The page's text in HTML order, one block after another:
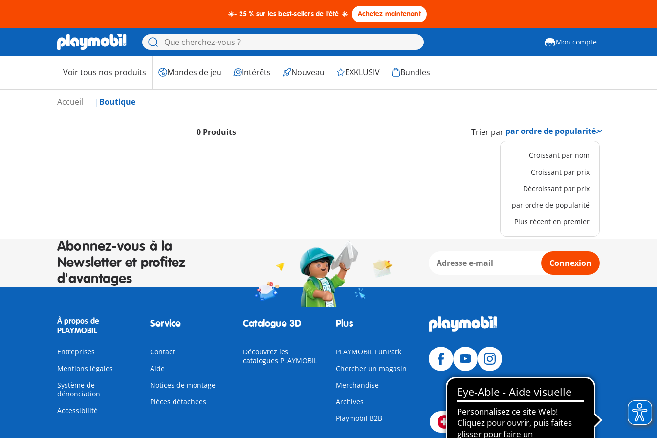
☀️- 25 % sur les best-sellers de l'été ☀️ Achetez maintenant
Mon compte
Voir tous nos produits Mondes de jeu Intérêts Nouveau EXKLUSIV Bundles
Accueil Boutique
0 Produits Trier par
Croissant par nom
Croissant par prix
Décroissant par prix
par ordre de popularité
Plus récent en premier
Abonnez-vous à la
Newsletter et profitez
d'avantages
Connexion
À propos de
PLAYMOBIL
Entreprises
Mentions légales
Système de
dénonciation
Accessibilité
Service
Contact
Aide
Notices de montage
Pièces détachées
Catalogue 3D
Découvrez les
catalogues PLAYMOBIL
Plus
PLAYMOBIL FunPark
Chercher un magasin
Merchandise
Archives
Playmobil B2B
Suisse